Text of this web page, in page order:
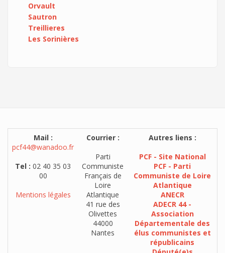
Orvault
Sautron
Treillieres
Les Sorinières
Mail :
pcf44@wanadoo.fr
Tel : 02 40 35 03
00
Mentions légales
Courrier :
Parti
Communiste
Français de
Loire
Atlantique
41 rue des
Olivettes
44000
Nantes
Autres liens :
PCF - Site National
PCF - Parti
Communiste de Loire
Atlantique
ANECR
ADECR 44 -
Association
Départementale des
élus communistes et
républicains